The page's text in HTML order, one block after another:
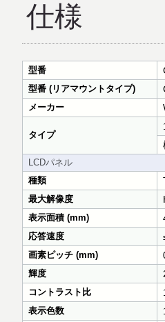
仕様
型番
型番 (リアマウントタイプ)
メーカー
タイプ
LCDパネル
種類
最大解像度
表示面積 (mm)
応答速度
画素ピッチ (mm)
輝度
コントラスト比
表示色数